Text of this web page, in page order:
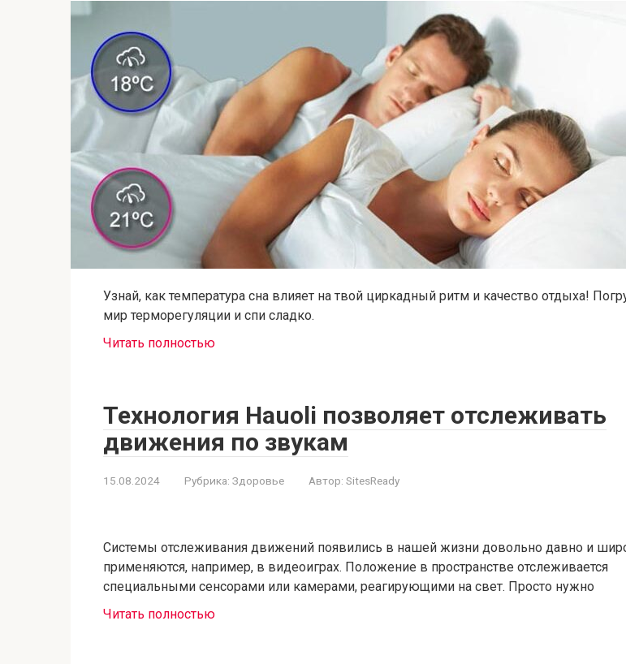
Узнай, как температура сна влияет на твой циркадный ритм и качество отдыха!
мир терморегуляции и спи сладко.
Читать полностью
Технология Hauoli позволяет отслеживать
движения по звукам
15.08.2024 Рубрика: Здоровье Автор: SitesReady
Системы отслеживания движений появились в нашей жизни довольно давно и
применяются, например, в видеоиграх. Положение в пространстве отслеживается
специальными сенсорами или камерами, реагирующими на свет. Просто нужно
Читать полностью